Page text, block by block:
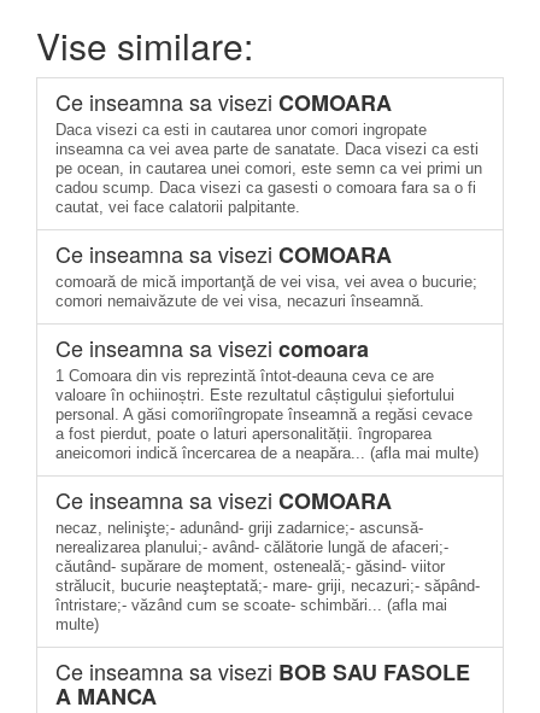
Vise similare:
Ce inseamna sa visezi COMOARA
Daca visezi ca esti in cautarea unor comori ingropate
inseamna ca vei avea parte de sanatate. Daca visezi ca esti
pe ocean, in cautarea unei comori, este semn ca vei primi un
cadou scump. Daca visezi ca gasesti o comoara fara sa o fi
cautat, vei face calatorii palpitante.
Ce inseamna sa visezi COMOARA
comoară de mică importanţă de vei visa, vei avea o bucurie;
comori nemaivăzute de vei visa, necazuri înseamnă.
Ce inseamna sa visezi comoara
1 Comoara din vis reprezintă întot-deauna ceva ce are
valoare în ochiinoștri. Este rezultatul câștigului șiefortului
personal. A găsi comoriîngropate înseamnă a regăsi cevace
a fost pierdut, poate o laturi apersonalității. îngroparea
aneicomori indică încercarea de a neapăra... (afla mai multe)
Ce inseamna sa visezi COMOARA
necaz, nelinişte;- adunând- griji zadarnice;- ascunsă-
nerealizarea planului;- având- călătorie lungă de afaceri;-
căutând- supărare de moment, osteneală;- găsind- viitor
strălucit, bucurie neaşteptată;- mare- griji, necazuri;- săpând-
întristare;- văzând cum se scoate- schimbări... (afla mai
multe)
Ce inseamna sa visezi BOB SAU FASOLE
A MANCA